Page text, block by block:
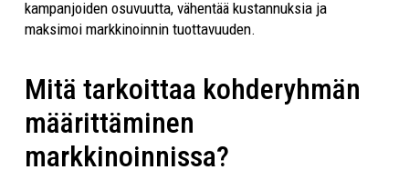
kampanjoiden osuvuutta, vähentää kustannuksia ja
maksimoi markkinoinnin tuottavuuden.
Mitä tarkoittaa kohderyhmän
määrittäminen
markkinoinnissa?